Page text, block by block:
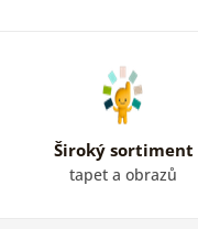
Široký sortiment
tapet a obrazů